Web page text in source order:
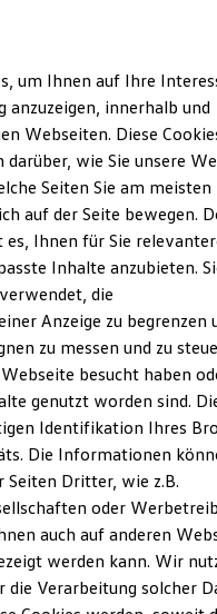
und Updates
ID.
um Ihnen auf Ihre
anzuzeigen, innerhalb und
Webseiten. Diese
wie Sie unsere
Seiten Sie am meisten
auf der Seite bewegen.
es, Ihnen für Sie
Inhalte anzubieten.
die
Anzeige zu begrenzen
zu messen und zu
besucht haben
genutzt worden sind.
Identifikation Ihres
Die Informationen
Seiten Dritter, wie z.B.
oder
auch auf anderen
werden kann. Wir
Verarbeitung solcher